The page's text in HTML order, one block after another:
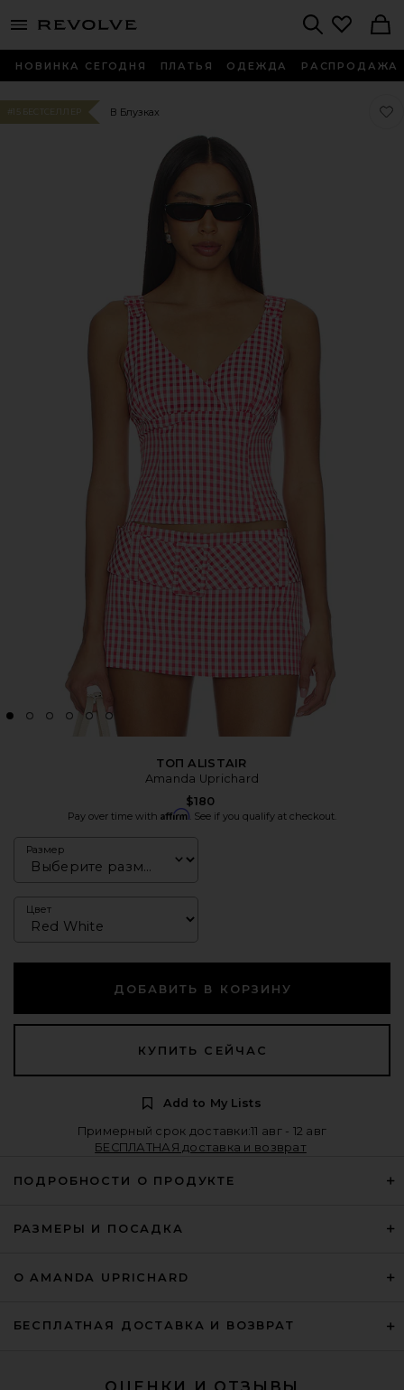
menu - shows more content
НОВИНКА СЕГОДНЯ ПЛАТЬЯ ОДЕЖДА РАСПРОДАЖА
#15 БЕСТСЕЛЛЕР В Блузках
ТОП ALISTAIR
Amanda Uprichard
$180
Pay over time with Affirm . See if you qualify at checkout.
Размер
Цвет
ДОБАВИТЬ В КОРЗИНУ
КУПИТЬ СЕЙЧАС
Add to My Lists
Примерный срок доставки:11 авг - 12 авг
БЕСПЛАТНАЯ доставка и возврат
ПОДРОБНОСТИ О ПРОДУКТЕ
РАЗМЕРЫ И ПОСАДКА
О AMANDA UPRICHARD
БЕСПЛАТНАЯ ДОСТАВКА И ВОЗВРАТ